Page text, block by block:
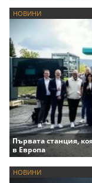
НОВИНИ
Първата станция,
в Европа
НОВИНИ